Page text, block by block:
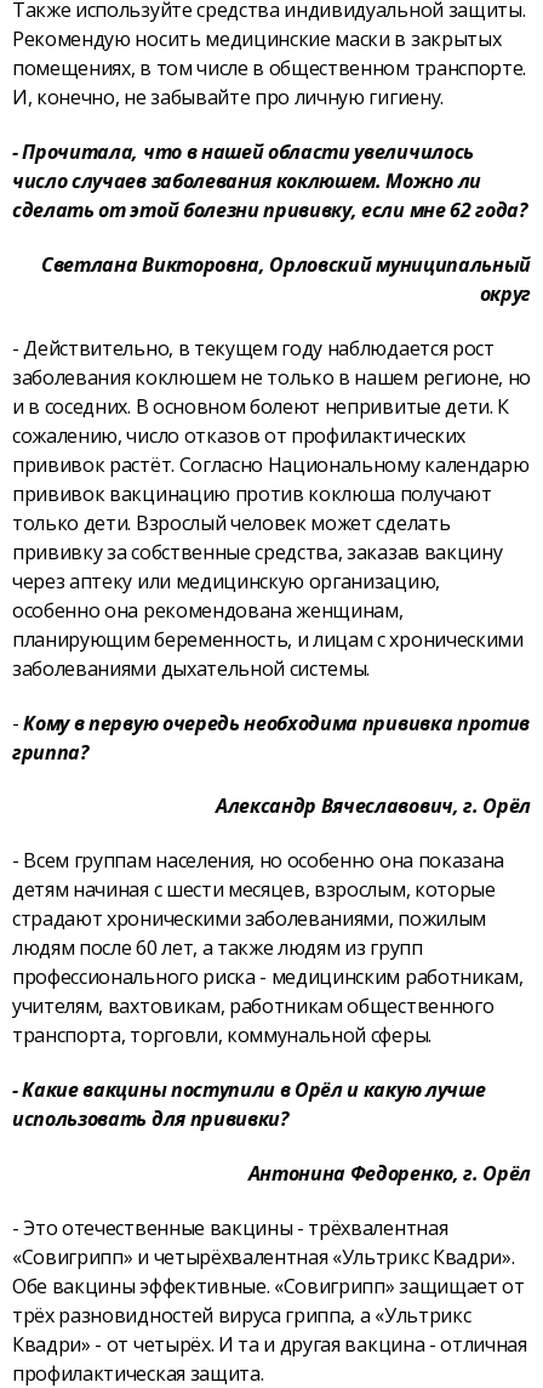
Также используйте средства индивидуальной защиты.
Рекомендую носить медицинские маски в закрытых
помещениях, в том числе в общественном транспорте.
И, конечно, не забывайте про личную гигиену.
- Прочитала, что в нашей области увеличилось
число случаев заболевания коклюшем. Можно ли
сделать от этой болезни прививку, если мне 62 года?
Светлана Викторовна, Орловский муниципальный
округ
- Действительно, в текущем году наблюдается рост
заболевания коклюшем не только в нашем регионе, но
и в соседних. В основном болеют непривитые дети. К
сожалению, число отказов от профилактических
прививок растёт. Согласно Национальному календарю
прививок вакцинацию против коклюша получают
только дети. Взрослый человек может сделать
прививку за собственные средства, заказав вакцину
через аптеку или медицинскую организацию,
особенно она рекомендована женщинам,
планирующим беременность, и лицам с хроническими
заболеваниями дыхательной системы.
-Кому в первую очередь необходима прививка против
гриппа?
Александр Вячеславович, г. Орёл
- Всем группам населения, но особенно она показана
детям начиная с шести месяцев, взрослым, которые
страдают хроническими заболеваниями, пожилым
людям после 60 лет, а также людям из групп
профессионального риска - медицинским работникам,
учителям, вахтовикам, работникам общественного
транспорта, торговли, коммунальной сферы.
- Какие вакцины поступили в Орёл и какую лучше
использовать для прививки?
Антонина Федоренко, г. Орёл
- Это отечественные вакцины - трёхвалентная
«Совигрипп» и четырёхвалентная «Ультрикс Квадри».
Обе вакцины эффективные. «Совигрипп» защищает от
трёх разновидностей вируса гриппа, а «Ультрикс
Квадри» - от четырёх. И та и другая вакцина - отличная
профилактическая защита.